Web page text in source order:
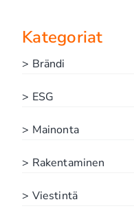
Kategoriat
> Brändi
> ESG
> Mainonta
> Rakentaminen
> Viestintä